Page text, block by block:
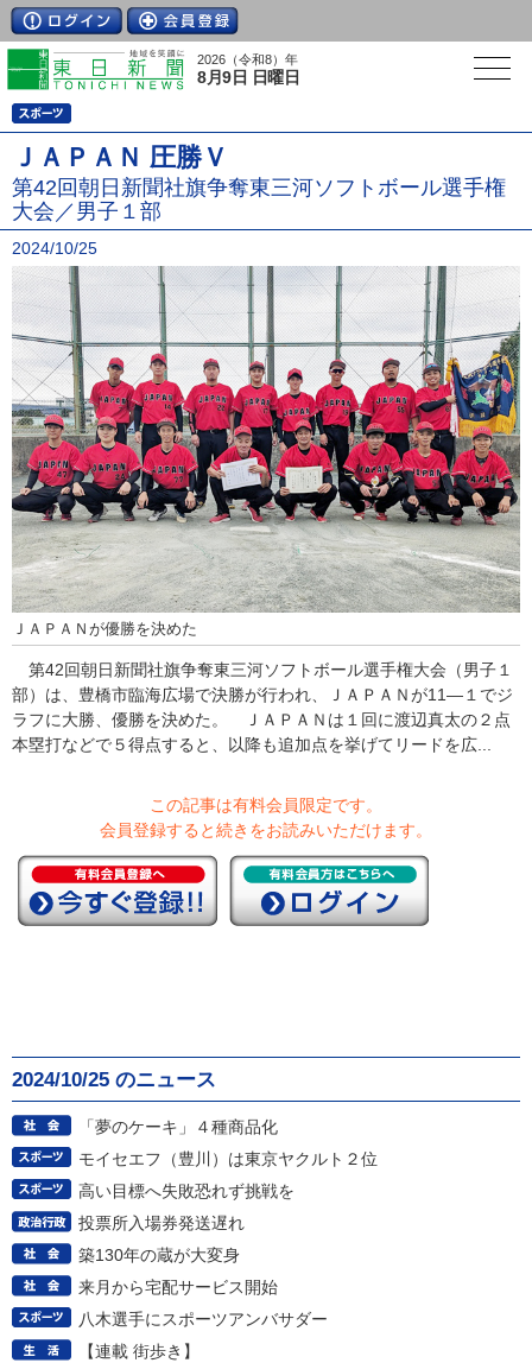
2026（令和8）年
8月9日 日曜日
ＪＡＰＡＮ 圧勝Ｖ
第42回朝日新聞社旗争奪東三河ソフトボール選手権
大会／男子１部
2024/10/25
ＪＡＰＡＮが優勝を決めた
第42回朝日新聞社旗争奪東三河ソフトボール選手権大会（男子１
部）は、豊橋市臨海広場で決勝が行われ、ＪＡＰＡＮが11―１でジ
ラフに大勝、優勝を決めた。 ＪＡＰＡＮは１回に渡辺真太の２点
本塁打などで５得点すると、以降も追加点を挙げてリードを広...
この記事は有料会員限定です。
会員登録すると続きをお読みいただけます。
2024/10/25 のニュース
「夢のケーキ」４種商品化
モイセエフ（豊川）は東京ヤクルト２位
高い目標へ失敗恐れず挑戦を
投票所入場券発送遅れ
築130年の蔵が大変身
来月から宅配サービス開始
八木選手にスポーツアンバサダー
【連載 街歩き】